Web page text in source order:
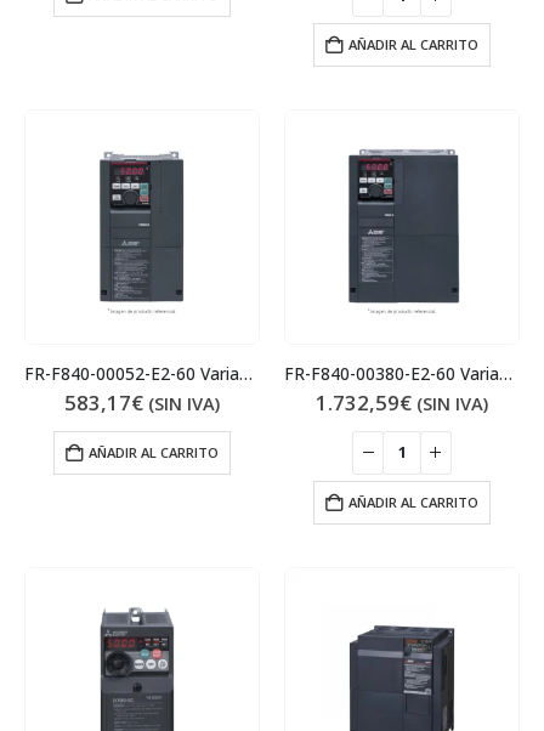
AÑADIR AL CARRITO
FR-F840-00052-E2-60 Variador
583,17€ (SIN IVA)
AÑADIR AL CARRITO
FR-F840-00380-E2-60 Variador
1.732,59€ (SIN IVA)
AÑADIR AL CARRITO